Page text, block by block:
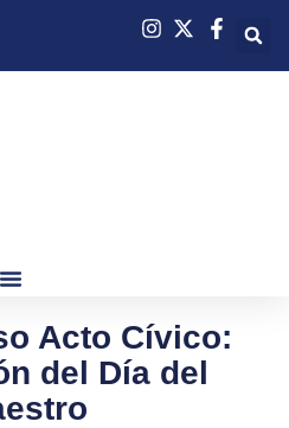
Acto Cívico:
del Día del